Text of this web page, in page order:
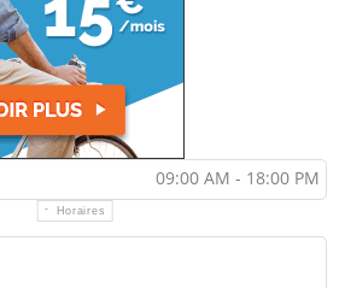
09:00 AM - 18:00 PM
Horaires